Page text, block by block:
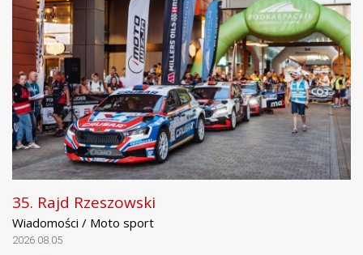
35. Rajd Rzeszowski
Wiadomości / Moto sport
2026.08.05